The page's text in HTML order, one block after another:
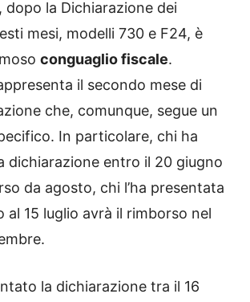
la Dichiarazione dei
mesi, modelli 730 e F24, è
conguaglio fiscale.
il secondo mese di
che, comunque, segue un
In particolare, chi ha
dichiarazione entro il 20 giugno
da agosto, chi l’ha presentata
al 15 luglio avrà il rimborso nel
la dichiarazione tra il 16